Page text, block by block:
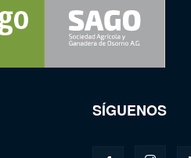
SÍGUENOS